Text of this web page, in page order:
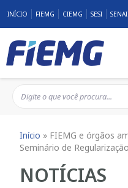
INÍCIO FIEMG CIEMG SESI SENAI
Início » FIEMG e órgãos
Seminário de
NOTÍCIAS